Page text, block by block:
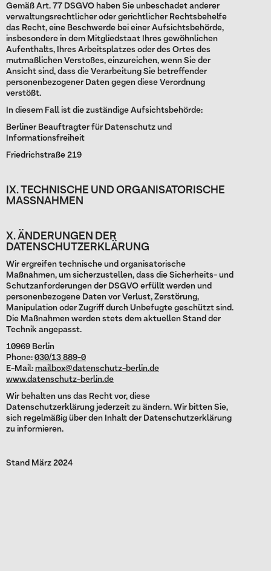
Gemäß Art. 77 DSGVO haben Sie unbeschadet anderer
verwaltungsrechtlicher oder gerichtlicher Rechtsbehelfe
das Recht, eine Beschwerde bei einer Aufsichtsbehörde,
insbesondere in dem Mitgliedstaat Ihres gewöhnlichen
Aufenthalts, Ihres Arbeitsplatzes oder des Ortes des
mutmaßlichen Verstoßes, einzureichen, wenn Sie der
Ansicht sind, dass die Verarbeitung Sie betreffender
personenbezogener Daten gegen diese Verordnung
verstößt.
In diesem Fall ist die zuständige Aufsichtsbehörde:
Berliner Beauftragter für Datenschutz und
Informationsfreiheit
Friedrichstraße 219
IX. TECHNISCHE UND ORGANISATORISCHE
MASSNAHMEN
X. ÄNDERUNGEN DER
DATENSCHUTZERKLÄRUNG
Wir ergreifen technische und organisatorische
Maßnahmen, um sicherzustellen, dass die Sicherheits- und
Schutzanforderungen der DSGVO erfüllt werden und
personenbezogene Daten vor Verlust, Zerstörung,
Manipulation oder Zugriff durch Unbefugte geschützt sind.
Die Maßnahmen werden stets dem aktuellen Stand der
Technik angepasst.
10969 Berlin
Phone:030/13 889-0
E-Mail:mailbox@datenschutz-berlin.de
www.datenschutz-berlin.de
Wir behalten uns das Recht vor, diese
Datenschutzerklärung jederzeit zu ändern. Wir bitten Sie,
sich regelmäßig über den Inhalt der Datenschutzerklärung
zu informieren.
Stand März 2024